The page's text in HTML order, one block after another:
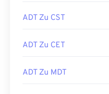
ADT Zu CST
ADT Zu CET
ADT Zu MDT